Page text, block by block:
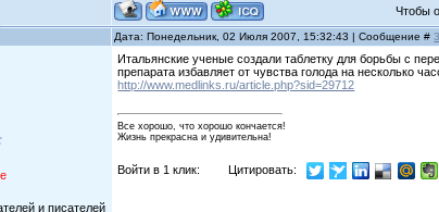
Чтобы
Дата: Понедельник, 02 Июля 2007, 15:32:43 | Сообщение #3
Итальянские ученые создали таблетку для борьбы с
препарата избавляет от чувства голода на несколько
http://www.medlinks.ru/article.php?sid=29712
Все хорошо, что хорошо кончается!
Жизнь прекрасна и удивительна!
Войти в 1 клик: Цитировать: